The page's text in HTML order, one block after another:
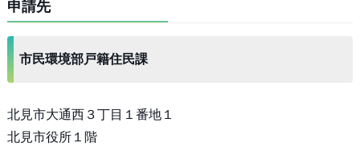
申請先
市民環境部戸籍住民課
北見市大通西３丁目１番地１
北見市役所１階